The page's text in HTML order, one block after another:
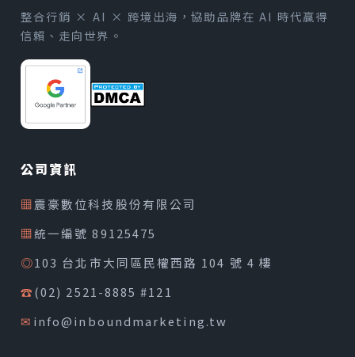
整合行銷 × AI × 跨境出海，協助品牌在 AI 時代贏得
信賴、走向世界。
公司資訊
▦震豪數位科技股份有限公司
▦統一編號 89125475
◎103 台北市大同區民權西路 104 號 4 樓
☎(02) 2521-8885 #121
✉ info@inboundmarketing.tw